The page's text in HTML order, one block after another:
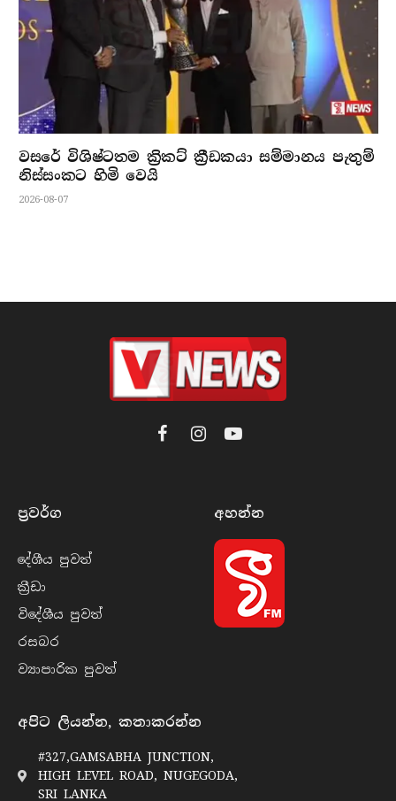
වසරේ විශිෂ්ටතම ක්‍රිකට් ක්‍රීඩකයා සම්මානය පැතුම්
නිස්සංකට හිමි වෙයි
2026-08-07
FacebookInstagramYouTube
ප්‍රවර්​ග
දේශීය පුව​ත්
ක්‍රී​ඩා
විදේශීය පුව​ත්
රසබ​ර
ව්‍යාපාරික පුව​ත්
අහන්​න
අපිට ලියන්න, කතාකරන්න
#327,GAMSABHA JUNCTION,
HIGH LEVEL ROAD, NUGEGODA,
SRI LANKA